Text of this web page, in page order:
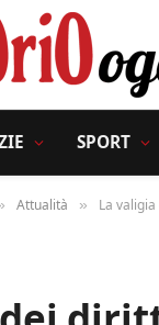
SPORT
Attualità » La